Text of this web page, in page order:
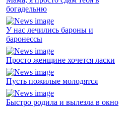
богадельню
У нас лечились бароны и
баронессы
Просто женщине хочется ласки
Пусть пожилые молодятся
Быстро родила и вылезла в окно